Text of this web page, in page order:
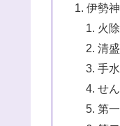
伊勢
火
清
手
せ
第